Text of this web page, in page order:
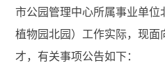
市公园管理中心所属事业单位
植物园北园）工作实际，现面
才，有关事项公告如下：